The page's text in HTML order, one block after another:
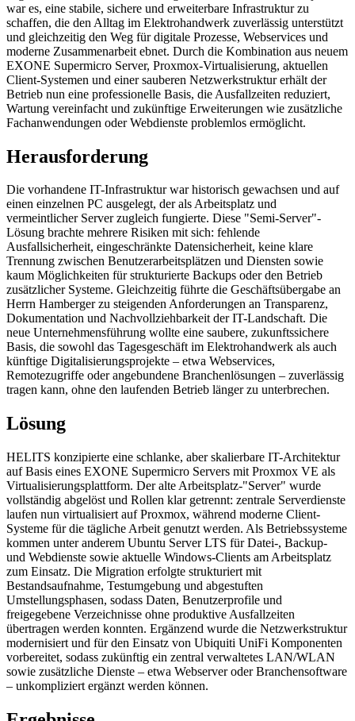
war es, eine stabile, sichere und erweiterbare Infrastruktur zu
schaffen, die den Alltag im Elektrohandwerk zuverlässig unterstützt
und gleichzeitig den Weg für digitale Prozesse, Webservices und
moderne Zusammenarbeit ebnet. Durch die Kombination aus neuem
EXONE Supermicro Server, Proxmox-Virtualisierung, aktuellen
Client-Systemen und einer sauberen Netzwerkstruktur erhält der
Betrieb nun eine professionelle Basis, die Ausfallzeiten reduziert,
Wartung vereinfacht und zukünftige Erweiterungen wie zusätzliche
Fachanwendungen oder Webdienste problemlos ermöglicht.
Herausforderung
Die vorhandene IT-Infrastruktur war historisch gewachsen und auf
einen einzelnen PC ausgelegt, der als Arbeitsplatz und
vermeintlicher Server zugleich fungierte. Diese "Semi-Server"-
Lösung brachte mehrere Risiken mit sich: fehlende
Ausfallsicherheit, eingeschränkte Datensicherheit, keine klare
Trennung zwischen Benutzerarbeitsplätzen und Diensten sowie
kaum Möglichkeiten für strukturierte Backups oder den Betrieb
zusätzlicher Systeme. Gleichzeitig führte die Geschäftsübergabe an
Herrn Hamberger zu steigenden Anforderungen an Transparenz,
Dokumentation und Nachvollziehbarkeit der IT-Landschaft. Die
neue Unternehmensführung wollte eine saubere, zukunftssichere
Basis, die sowohl das Tagesgeschäft im Elektrohandwerk als auch
künftige Digitalisierungsprojekte – etwa Webservices,
Remotezugriffe oder angebundene Branchenlösungen – zuverlässig
tragen kann, ohne den laufenden Betrieb länger zu unterbrechen.
Lösung
HELITS konzipierte eine schlanke, aber skalierbare IT-Architektur
auf Basis eines EXONE Supermicro Servers mit Proxmox VE als
Virtualisierungsplattform. Der alte Arbeitsplatz-"Server" wurde
vollständig abgelöst und Rollen klar getrennt: zentrale Serverdienste
laufen nun virtualisiert auf Proxmox, während moderne Client-
Systeme für die tägliche Arbeit genutzt werden. Als Betriebssysteme
kommen unter anderem Ubuntu Server LTS für Datei-, Backup-
und Webdienste sowie aktuelle Windows-Clients am Arbeitsplatz
zum Einsatz. Die Migration erfolgte strukturiert mit
Bestandsaufnahme, Testumgebung und abgestuften
Umstellungsphasen, sodass Daten, Benutzerprofile und
freigegebene Verzeichnisse ohne produktive Ausfallzeiten
übertragen werden konnten. Ergänzend wurde die Netzwerkstruktur
modernisiert und für den Einsatz von Ubiquiti UniFi Komponenten
vorbereitet, sodass zukünftig ein zentral verwaltetes LAN/WLAN
sowie zusätzliche Dienste – etwa Webserver oder Branchensoftware
– unkompliziert ergänzt werden können.